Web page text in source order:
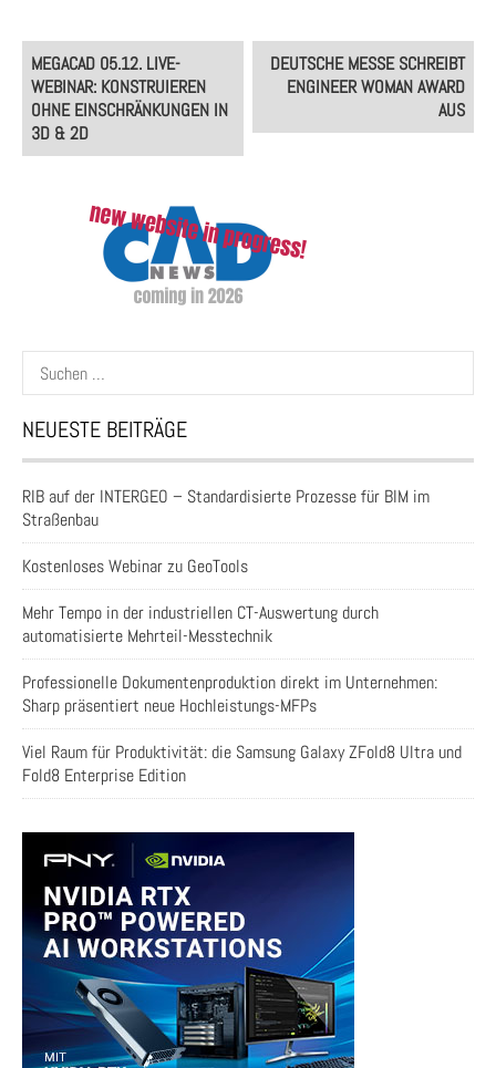
Post
navigation
MEGACAD 05.12. LIVE-
WEBINAR: KONSTRUIEREN
OHNE EINSCHRÄNKUNGEN IN
3D & 2D
DEUTSCHE MESSE SCHREIBT
ENGINEER WOMAN AWARD
AUS
Suchen
nach:
NEUESTE BEITRÄGE
RIB auf der INTERGEO – Standardisierte Prozesse für BIM im
Straßenbau
Kostenloses Webinar zu GeoTools
Mehr Tempo in der industriellen CT-Auswertung durch
automatisierte Mehrteil-Messtechnik
Professionelle Dokumentenproduktion direkt im Unternehmen:
Sharp präsentiert neue Hochleistungs-MFPs
Viel Raum für Produktivität: die Samsung Galaxy ZFold8 Ultra und
Fold8 Enterprise Edition